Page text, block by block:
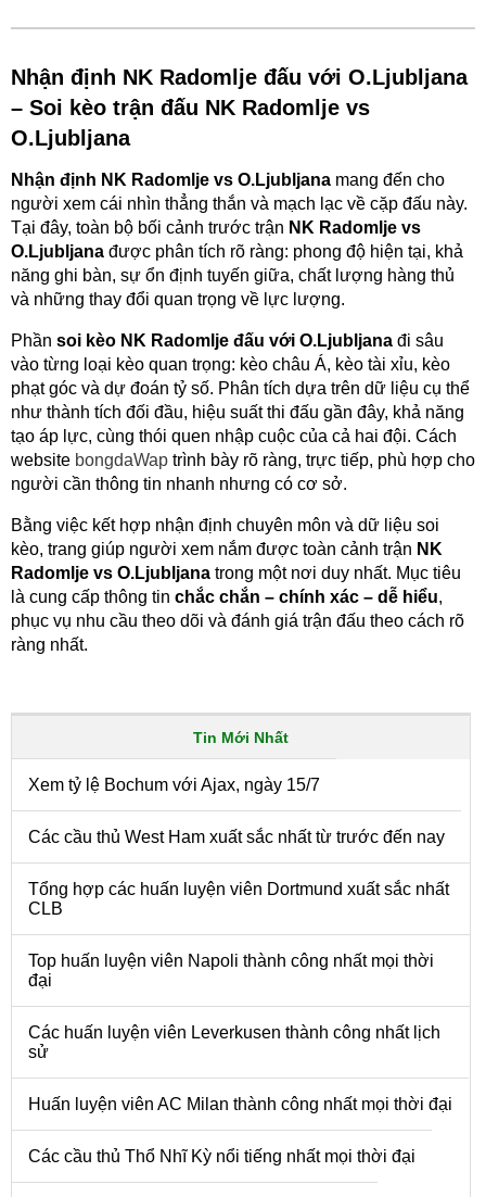
Nhận định NK Radomlje đấu với O.Ljubljana
– Soi kèo trận đấu NK Radomlje vs
O.Ljubljana
Nhận định NK Radomlje vs O.Ljubljana mang đến cho
người xem cái nhìn thẳng thắn và mạch lạc về cặp đấu này.
Tại đây, toàn bộ bối cảnh trước trận NK Radomlje vs
O.Ljubljana được phân tích rõ ràng: phong độ hiện tại, khả
năng ghi bàn, sự ổn định tuyến giữa, chất lượng hàng thủ
và những thay đổi quan trọng về lực lượng.
Phần soi kèo NK Radomlje đấu với O.Ljubljana đi sâu
vào từng loại kèo quan trọng: kèo châu Á, kèo tài xỉu, kèo
phạt góc và dự đoán tỷ số. Phân tích dựa trên dữ liệu cụ thể
như thành tích đối đầu, hiệu suất thi đấu gần đây, khả năng
tạo áp lực, cùng thói quen nhập cuộc của cả hai đội. Cách
website bongdaWap trình bày rõ ràng, trực tiếp, phù hợp cho
người cần thông tin nhanh nhưng có cơ sở.
Bằng việc kết hợp nhận định chuyên môn và dữ liệu soi
kèo, trang giúp người xem nắm được toàn cảnh trận NK
Radomlje vs O.Ljubljana trong một nơi duy nhất. Mục tiêu
là cung cấp thông tin chắc chắn – chính xác – dễ hiểu,
phục vụ nhu cầu theo dõi và đánh giá trận đấu theo cách rõ
ràng nhất.
Tin Mới Nhất
Xem tỷ lệ Bochum với Ajax, ngày 15/7
Các cầu thủ West Ham xuất sắc nhất từ trước đến nay
Tổng hợp các huấn luyện viên Dortmund xuất sắc nhất
CLB
Top huấn luyện viên Napoli thành công nhất mọi thời
đại
Các huấn luyện viên Leverkusen thành công nhất lịch
sử
Huấn luyện viên AC Milan thành công nhất mọi thời đại
Các cầu thủ Thổ Nhĩ Kỳ nổi tiếng nhất mọi thời đại